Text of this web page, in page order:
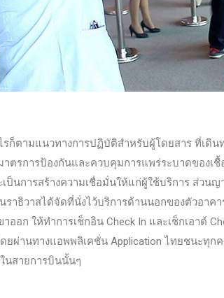
รก็ตามแนวทางการปฏิบัติสำหรับผู้โดยสาร ที่เดิน
ตรการป้องกันและควบคุมการแพร่ระบาดของเ
ป็นการสร้างความเชื่อมั่นให้แก่ผู้ใช้บริการ ส่วน
ราธิวาสได้จัดที่นั่งไว้บริการด้านนอกของตัวอาค
าออก ให้ทำการเช็กอิน Check In และเช็กเอาต์
ยผ่านทางแอพพลิเคชั่น Application ไทยชนะทุก
นสายการบินนั้นๆ